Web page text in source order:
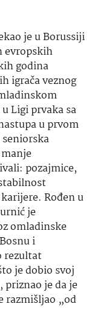
je u Borussiji
evropskih
godina
igrača veznog
Ligi prvaka sa
u prvom
pozajmice,
Rođen u
je
omladinske
i
rezultat
je dobio svoj
je da je
razmišljao „od